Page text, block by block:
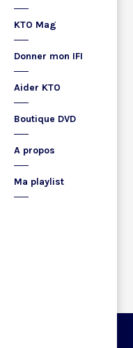
KTO Mag
Donner mon IFI
Aider KTO
Boutique DVD
A propos
Ma playlist